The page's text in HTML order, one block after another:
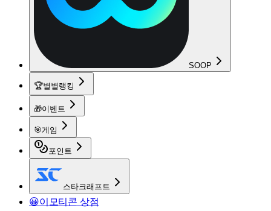
SOOP
🏆별별랭킹
🎁이벤트
🎯게임
포인트
스타크래프트
😀이모티콘 상점